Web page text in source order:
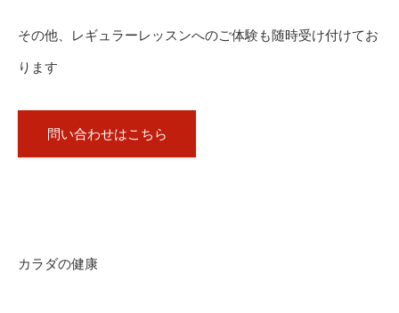
その他、レギュラーレッスンへのご体験も随時受け付けてお
ります
問い合わせはこちら
カラダの健康